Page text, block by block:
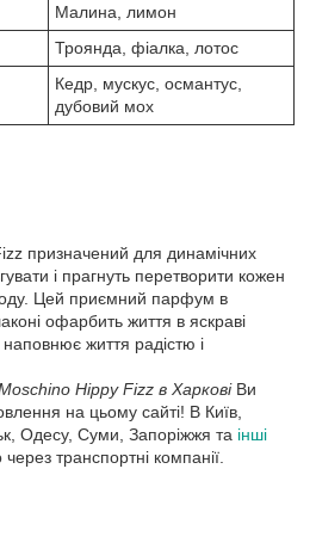
Малина, лимон
Троянда, фіалка, лотос
Кедр, мускус, османтус,
дубовий мох
призначений для динамічних
і прагнуть перетворити кожен
Цей приємний парфум в
офарбить життя в яскраві
життя радістю і
Hippy Fizz в ХарковіВи
на цьому сайті! В Київ,
Одесу, Суми, Запоріжжя та інші
транспортні компанії.